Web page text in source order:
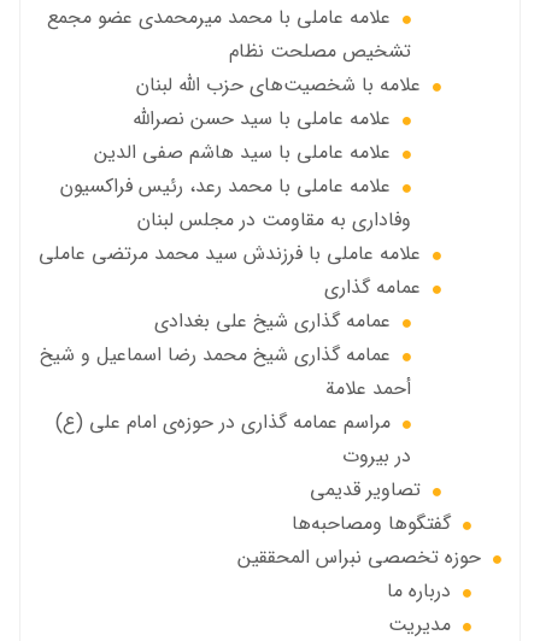
علامه عاملي با محمد میرمحمدی عضو مجمع
تشخیص مصلحت نظام
علامه با شخصیت‌های حزب الله لبنان
علامه عاملي با سيد حسن نصرالله
علامه عاملي با سيد هاشم صفي الدين
علامه عاملي با محمد رعد، رئیس فراکسیون
وفاداری به مقاومت در مجلس لبنان
علامه عاملي با فرزندش سید محمد مرتضی عاملی
عمامه گذاری
عمامه گذاری شیخ علی بغدادی
عمامه گذاری شيخ محمد رضا اسماعيل و شيخ
أحمد علامة
مراسم عمامه گذاری در حوزه‌ی امام علی (ع)
در بیروت
تصاویر قديمي
گفتگوها ومصاحبه‌ها
حوزه تخصصی نبراس المحققین
درباره ما
مديريت